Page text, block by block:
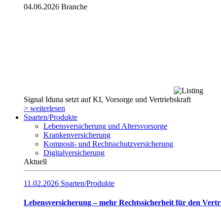
04.06.2026 Branche
Signal Iduna setzt auf KI, Vorsorge und Vertriebskraft
> weiterlesen
Sparten/Produkte
Lebensversicherung und Altersvorsorge
Krankenversicherung
Komposit- und Rechtsschutzversicherung
Digitalversicherung
Aktuell
11.02.2026 Sparten/Produkte
Lebensversicherung – mehr Rechtssicherheit für den